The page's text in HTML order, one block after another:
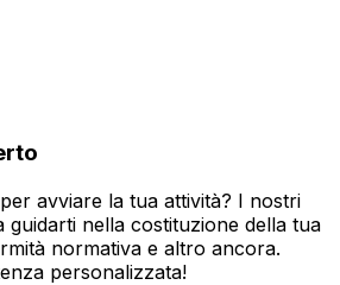
avviare la tua attività? I nostri
nella costituzione della tua
normativa e altro ancora.
personalizzata!